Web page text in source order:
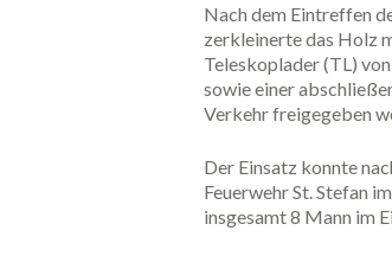
Nach dem Eintreffen
zerkleinerte das Holz
Teleskoplader (TL)
sowie einer
Verkehr freigegeben
Der Einsatz konnte
Feuerwehr St. Stefan
insgesamt 8 Mann im